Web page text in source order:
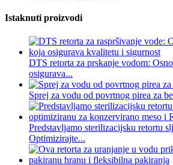
Istaknuti proizvodi
DTS retorta za prskanje vodom:
osigurava...
Sprej za vodu od povrtnog pirea za
Predstavljamo sterilizacijsku retortu
Optimizirajte...